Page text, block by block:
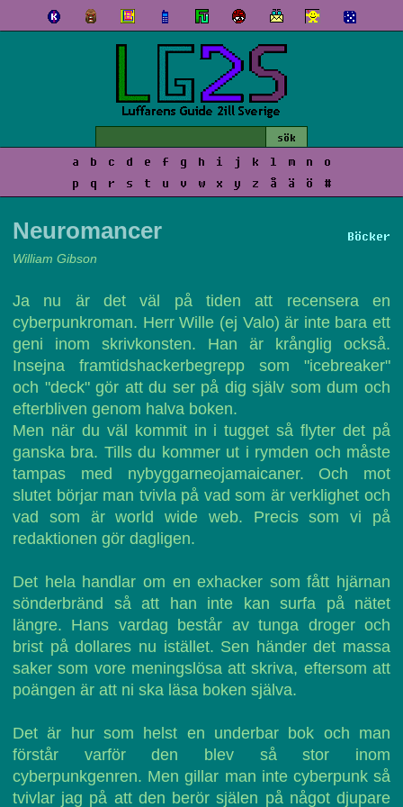
a b c d e f g h i j k l m n
o
p
q r s t u v w x y z å ä ö #
Böcker
Neuromancer
William Gibson
Ja nu är det väl på tiden att recensera en
cyberpunkroman. Herr Wille (ej Valo) är inte bara ett
geni inom skrivkonsten. Han är krånglig också.
Insejna framtidshackerbegrepp som "icebreaker"
och "deck" gör att du ser på dig själv som dum och
efterbliven genom halva boken.
Men när du väl kommit in i tugget så flyter det på
ganska bra. Tills du kommer ut i rymden och måste
tampas med nybyggarneojamaicaner. Och mot
slutet börjar man tvivla på vad som är verklighet och
vad som är world wide web. Precis som vi på
redaktionen gör dagligen.
Det hela handlar om en exhacker som fått hjärnan
sönderbränd så att han inte kan surfa på nätet
längre. Hans vardag består av tunga droger och
brist på dollares nu istället. Sen händer det massa
saker som vore meningslösa att skriva, eftersom att
poängen är att ni ska läsa boken själva.
Det är hur som helst en underbar bok och man
förstår varför den blev så stor inom
cyberpunkgenren. Men gillar man inte cyberpunk så
tvivlar jag på att den berör själen på något djupare